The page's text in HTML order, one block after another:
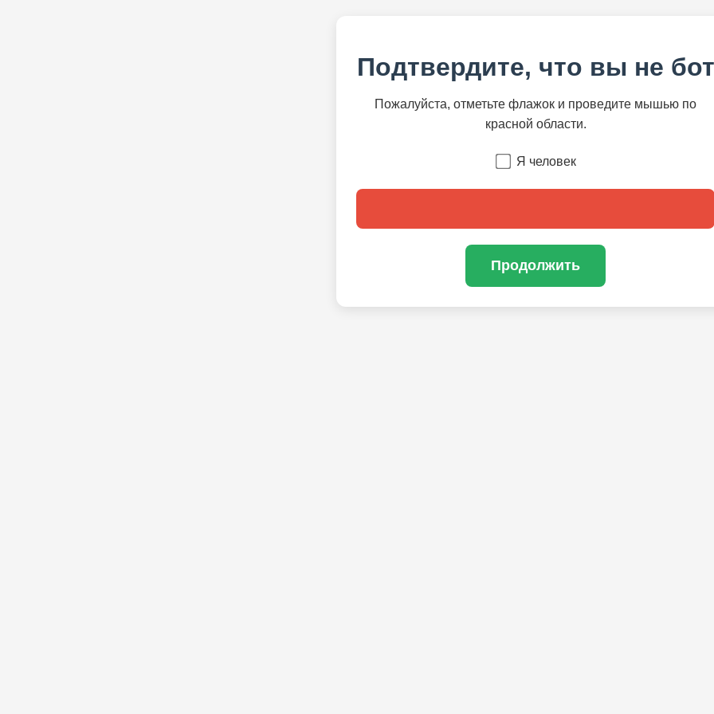
Подтвердите, что вы не бот
Пожалуйста, отметьте флажок и проведите мышью по
красной области.
Я человек
Продолжить